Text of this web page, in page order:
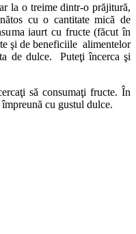
la o treime dintr-o prăjitură,
cu o cantitate mică de
iaurt cu fructe (făcut în
şi de beneficiile alimentelor
de dulce. Puteţi încerca şi
să consumaţi fructe. În
cu gustul dulce.